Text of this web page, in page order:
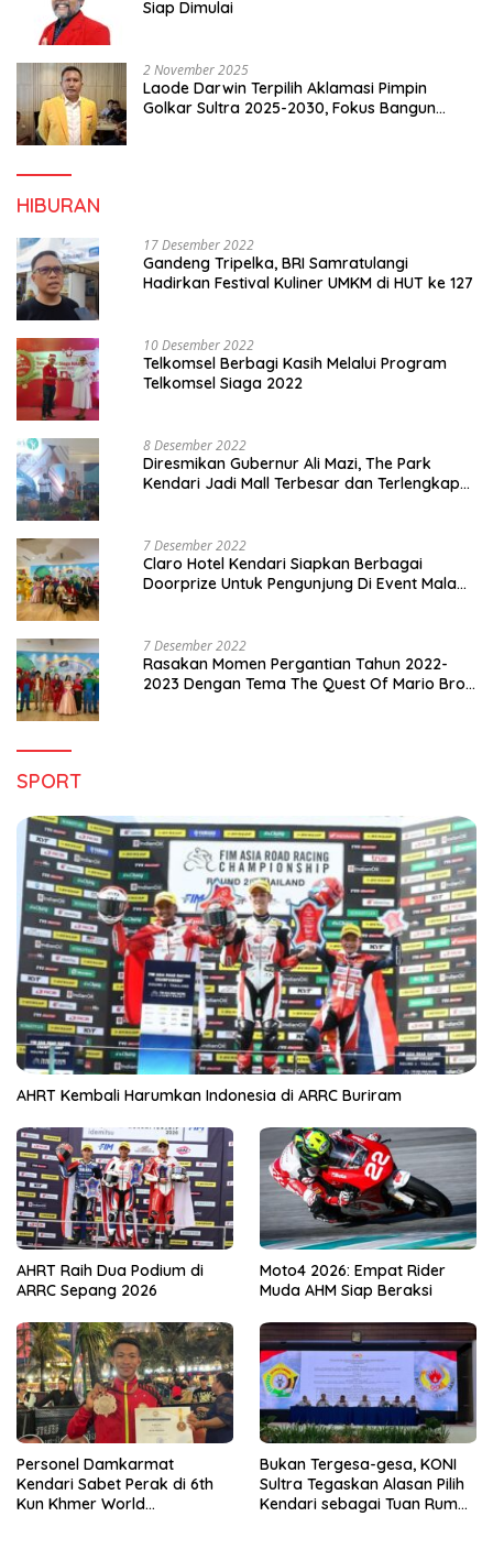
Siap Dimulai
2 November 2025
Laode Darwin Terpilih Aklamasi Pimpin
Golkar Sultra 2025-2030, Fokus Bangun
HIBURAN
17 Desember 2022
Gandeng Tripelka, BRI Samratulangi
Hadirkan Festival Kuliner UMKM di HUT ke 127
10 Desember 2022
Telkomsel Berbagi Kasih Melalui Program
Telkomsel Siaga 2022
8 Desember 2022
Diresmikan Gubernur Ali Mazi, The Park
Kendari Jadi Mall Terbesar dan Terlengkap
7 Desember 2022
Claro Hotel Kendari Siapkan Berbagai
Doorprize Untuk Pengunjung Di Event Malam
7 Desember 2022
Rasakan Momen Pergantian Tahun 2022-
2023 Dengan Tema The Quest Of Mario Bros
SPORT
AHRT Kembali Harumkan Indonesia di ARRC Buriram
AHRT Raih Dua Podium di
ARRC Sepang 2026
Moto4 2026: Empat Rider
Muda AHM Siap Beraksi
Personel Damkarmat
Kendari Sabet Perak di 6th
Kun Khmer World
Bukan Tergesa-gesa, KONI
Sultra Tegaskan Alasan Pilih
Kendari sebagai Tuan Rumah